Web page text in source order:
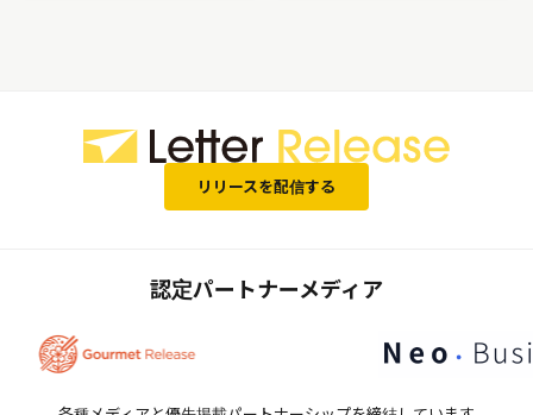
リリースを配信する
認定パートナーメディア